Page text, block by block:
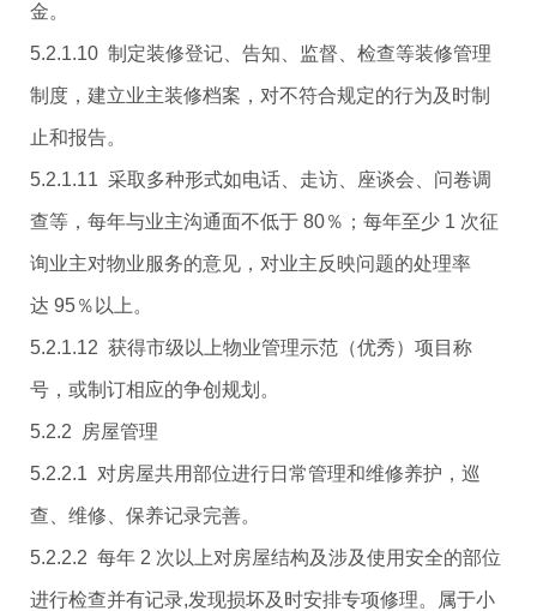
金。
5.2.1.10 制定装修登记、告知、监督、检查等装修管理
制度，建立业主装修档案，对不符合规定的行为及时制
止和报告。
5.2.1.11 采取多种形式如电话、走访、座谈会、问卷调
查等，每年与业主沟通面不低于 80％；每年至少 1 次征
询业主对物业服务的意见，对业主反映问题的处理率
达 95％以上。
5.2.1.12 获得市级以上物业管理示范（优秀）项目称
号，或制订相应的争创规划。
5.2.2 房屋管理
5.2.2.1 对房屋共用部位进行日常管理和维修养护，巡
查、维修、保养记录完善。
5.2.2.2 每年 2 次以上对房屋结构及涉及使用安全的部位
进行检查并有记录,发现损坏及时安排专项修理。属于小